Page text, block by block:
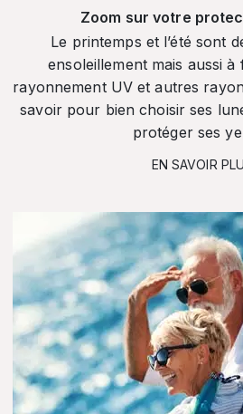
Zoom sur votre
Le printemps et l’été sont
ensoleillement mais aussi à
rayonnement UV et autres
savoir pour bien choisir ses
protéger ses
EN SAVOIR